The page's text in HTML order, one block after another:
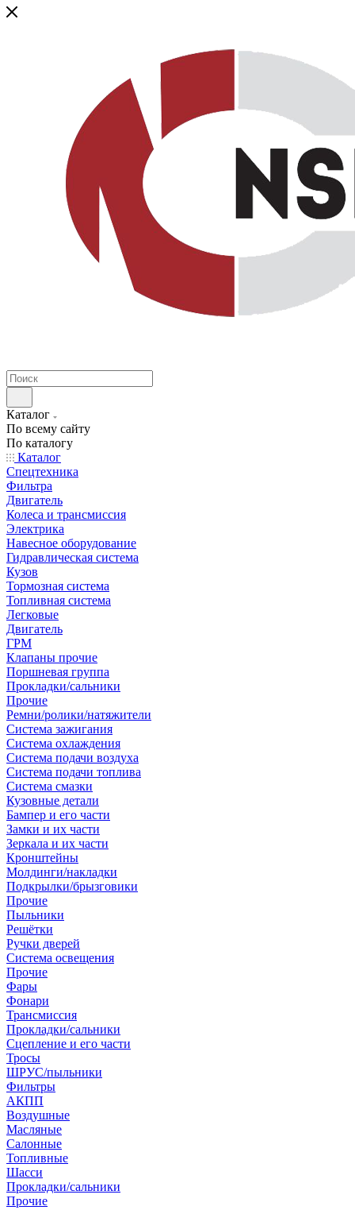
Каталог
По всему сайту
По каталогу
Каталог
Спецтехника
Фильтра
Двигатель
Колеса и трансмиссия
Электрика
Навесное оборудование
Гидравлическая система
Кузов
Тормозная система
Топливная система
Легковые
Двигатель
ГРМ
Клапаны прочие
Поршневая группа
Прокладки/сальники
Прочие
Ремни/ролики/натяжители
Система зажигания
Система охлаждения
Система подачи воздуха
Система подачи топлива
Система смазки
Кузовные детали
Бампер и его части
Замки и их части
Зеркала и их части
Кронштейны
Молдинги/накладки
Подкрылки/брызговики
Прочие
Пыльники
Решётки
Ручки дверей
Система освещения
Прочие
Фары
Фонари
Трансмиссия
Прокладки/сальники
Сцепление и его части
Тросы
ШРУС/пыльники
Фильтры
АКПП
Воздушные
Масляные
Салонные
Топливные
Шасси
Прокладки/сальники
Прочие